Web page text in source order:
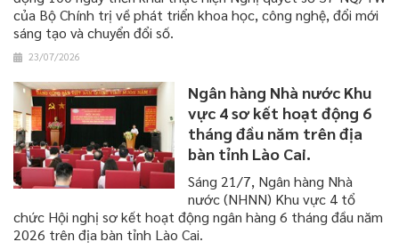
của Bộ Chính trị về phát triển khoa học, công nghệ, đổi mới
sáng tạo và chuyển đổi số.
23/07/2026
Ngân hàng Nhà nước Khu
vực 4 sơ kết hoạt động 6
tháng đầu năm trên địa
bàn tỉnh Lào Cai.
Sáng 21/7, Ngân hàng Nhà
nước (NHNN) Khu vực 4 tổ
chức Hội nghị sơ kết hoạt động ngân hàng 6 tháng đầu năm
2026 trên địa bàn tỉnh Lào Cai.